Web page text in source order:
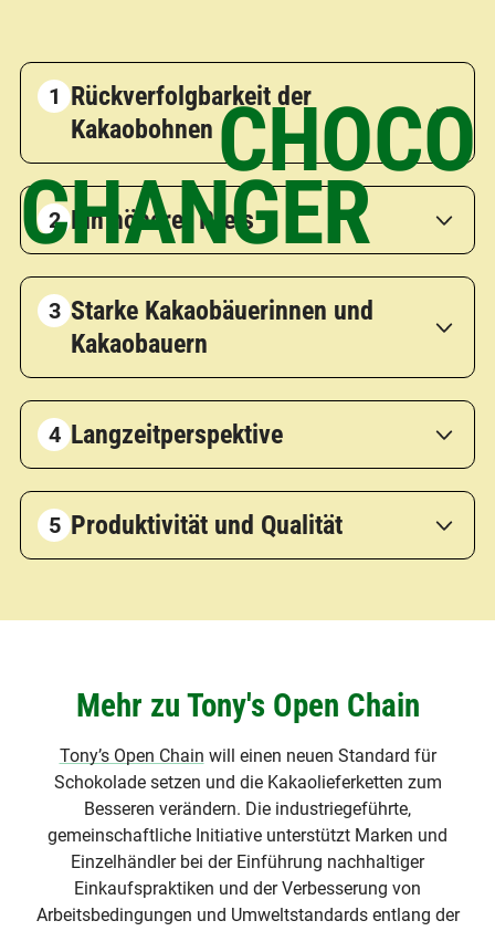
CHOCO
CHANGER
Rückverfolgbarkeit der
Kakaobohnen
Ein höherer Preis
Starke Kakaobäuerinnen und
Kakaobauern
Langzeitperspektive
Produktivität und Qualität
Mehr zu Tony's Open Chain
Tony’s Open Chain will einen neuen Standard für
Schokolade setzen und die Kakaolieferketten zum
Besseren verändern. Die industriegeführte,
gemeinschaftliche Initiative unterstützt Marken und
Einzelhändler bei der Einführung nachhaltiger
Einkaufspraktiken und der Verbesserung von
Arbeitsbedingungen und Umweltstandards entlang der